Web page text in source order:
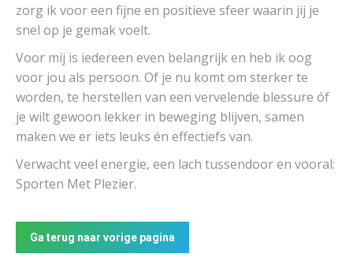
zorg ik voor een fijne en positieve sfeer waarin jij je
snel op je gemak voelt.
Voor mij is iedereen even belangrijk en heb ik oog
voor jou als persoon. Of je nu komt om sterker te
worden, te herstellen van een vervelende blessure óf
je wilt gewoon lekker in beweging blijven, samen
maken we er iets leuks én effectiefs van.
Verwacht veel energie, een lach tussendoor en vooral:
Sporten Met Plezier.
Ga terug naar vorige pagina